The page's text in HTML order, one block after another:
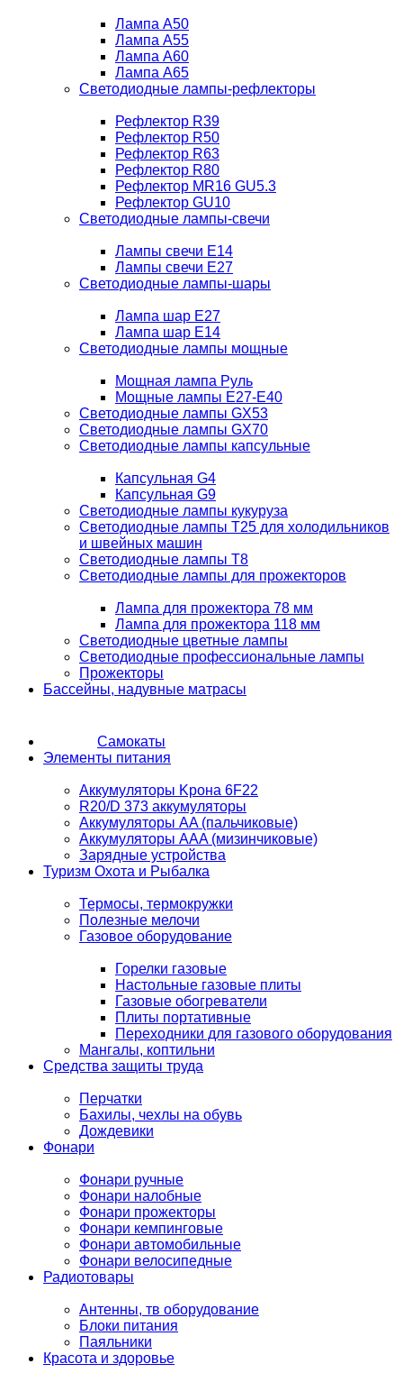
Лампа A50
Лампа A55
Лампа A60
Лампа A65
Светодиодные лампы-рефлекторы
Рефлектор R39
Рефлектор R50
Рефлектор R63
Рефлектор R80
Рефлектор MR16 GU5.3
Рефлектор GU10
Светодиодные лампы-свечи
Лампы свечи Е14
Лампы свечи Е27
Светодиодные лампы-шары
Лампа шар E27
Лампа шар Е14
Светодиодные лампы мощные
Мощная лампа Руль
Мощные лампы E27-E40
Светодиодные лампы GX53
Светодиодные лампы GX70
Светодиодные лампы капсульные
Капсульная G4
Капсульная G9
Светодиодные лампы кукуруза
Светодиодные лампы T25 для холодильников
и швейных машин
Светодиодные лампы T8
Светодиодные лампы для прожекторов
Лампа для прожектора 78 мм
Лампа для прожектора 118 мм
Светодиодные цветные лампы
Светодиодные профессиональные лампы
Прожекторы
Бассейны, надувные матрасы
Самокаты
Элементы питания
Аккумуляторы Kрона 6F22
R20/D 373 аккумуляторы
Аккумуляторы AA (пальчиковые)
Аккумуляторы AAA (мизинчиковые)
Зарядные устройства
Туризм Охота и Рыбалка
Термосы, термокружки
Полезные мелочи
Газовое оборудование
Горелки газовые
Настольные газовые плиты
Газовые обогреватели
Плиты портативные
Переходники для газового оборудования
Мангалы, коптильни
Средства защиты труда
Перчатки
Бахилы, чехлы на обувь
Дождевики
Фонари
Фонари ручные
Фонари налобные
Фонари прожекторы
Фонари кемпинговые
Фонари автомобильные
Фонари велосипедные
Радиотовары
Антенны, тв оборудование
Блоки питания
Паяльники
Красота и здоровье